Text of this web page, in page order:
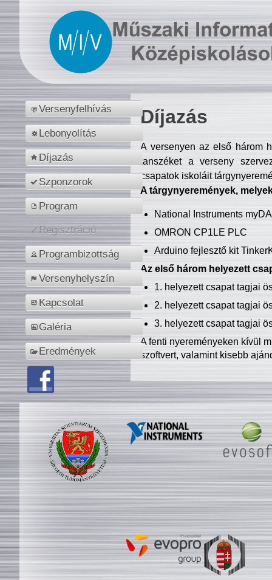
Versenyfelhívás
Lebonyolítás
Díjazás
Szponzorok
Program
Regisztráció
Programbizottság
Versenyhelyszín
Kapcsolat
Galéria
Eredmények
Díjazás
A versenyen az első három
tanszéket a verseny
csapatok iskoláit
A tárgynyeremények,
National Instruments
OMRON CP1LE PLC
Arduino fejlesztő kit
Az első három helyezett
1. helyezett csapat tagjai
2. helyezett csapat tagjai
3. helyezett csapat tagjai
A fenti nyereményeken kívül
szoftvert, valamint kisebb